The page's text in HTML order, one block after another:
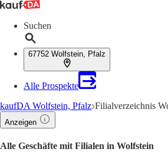
Suchen
67752 Wolfstein, Pfalz
Alle Prospekte
kaufDA Wolfstein, Pfalz Filialverzeichnis
Anzeigen
Alle Geschäfte mit Filialen in Wolfstein